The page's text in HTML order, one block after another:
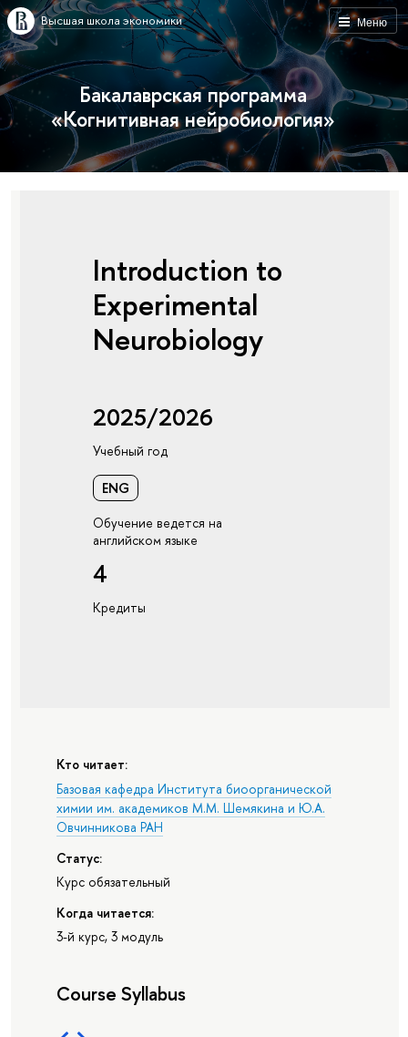
Меню
Высшая школа экономики
Бакалаврская программа
«Когнитивная нейробиология»
Introduction to
Experimental
Neurobiology
2025/2026
Учебный год
ENG
Обучение ведется на
английском языке
4
Кредиты
Кто читает:
Базовая кафедра Института биоорганической
химии им. академиков М.М. Шемякина и Ю.А.
Овчинникова РАН
Статус:
Курс обязательный
Когда читается:
3-й курс, 3 модуль
Course Syllabus